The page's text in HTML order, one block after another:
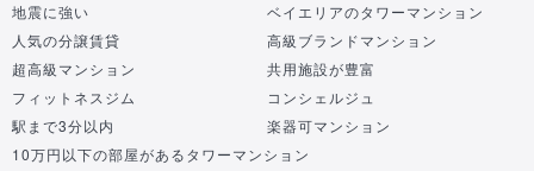
地震に強い
ベイエリアのタワーマンション
人気の分譲賃貸
高級ブランドマンション
超高級マンション
共用施設が豊富
フィットネスジム
コンシェルジュ
駅まで3分以内
楽器可マンション
10万円以下の部屋があるタワーマンション